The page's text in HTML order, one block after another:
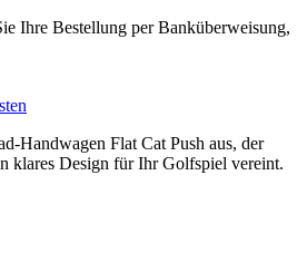
Ihre Bestellung per Banküberweisung,
Handwagen Flat Cat Push aus, der
klares Design für Ihr Golfspiel vereint.